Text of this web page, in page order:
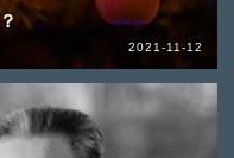
2021-11-12